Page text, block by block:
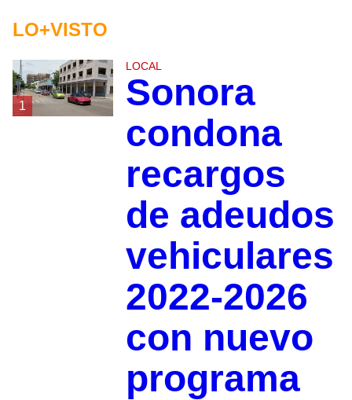
LO+VISTO
1
LOCAL
Sonora
condona
recargos
de adeudos
vehiculares
2022-2026
con nuevo
programa